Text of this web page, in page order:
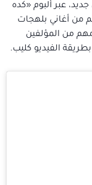
عبر ألبوم «كده
من أغاني بلهجات
من المؤلفين